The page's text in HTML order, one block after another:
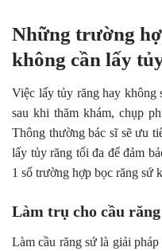
Những trường
không cần lấy
Việc lấy tủy răng hay không
sau khi thăm khám, chụp
Thông thường bác sĩ sẽ ưu
lấy tủy răng tối đa để đảm
1 số trường hợp bọc răng sứ
Làm trụ cho cầu răng
Làm cầu răng sứ là giải